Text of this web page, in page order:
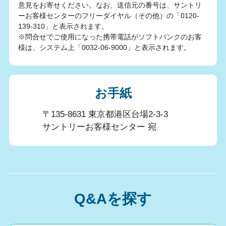
意見をお寄せください。なお、送信元の番号は、サントリ
ーお客様センターのフリーダイヤル（その他）の「0120-
139-310」と表示されます。
※問合せでご使用になった携帯電話がソフトバンクのお客
様は、システム上「0032-06-9000」と表示されます。
お手紙
〒135-8631 東京都港区台場2-3-3
サントリーお客様センター 宛
Q&Aを探す